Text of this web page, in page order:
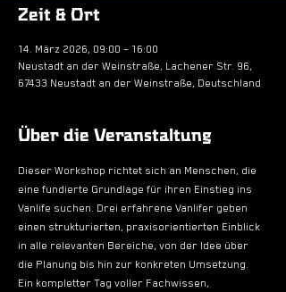
Zeit & Ort
14. März 2026, 09:00 – 16:00
Neustadt an der Weinstraße, Lachener Str. 96,
67433 Neustadt an der Weinstraße, Deutschland
Über die Veranstaltung
Dieser Workshop richtet sich an Menschen, die
eine fundierte Grundlage für ihren Einstieg ins
Vanlife suchen. Drei erfahrene Vanlifer geben
einen strukturierten, praxisorientierten Einblick
in alle relevanten Bereiche, von der Idee über
die Planung bis hin zur konkreten Umsetzung.
Ein kompletter Tag voller Fachwissen,